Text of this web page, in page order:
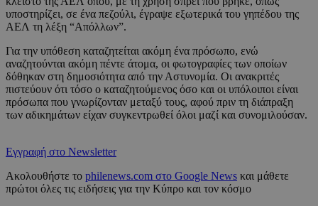
υποστηρίζει, σε ένα πεζούλι, έγραψε εξωτερικά του γηπέδου της
ΑΕΛ τη λέξη “Απόλλων”.
Για την υπόθεση καταζητείται ακόμη ένα πρόσωπο, ενώ
αναζητούνται ακόμη πέντε άτομα, οι φωτογραφίες των οποίων
δόθηκαν στη δημοσιότητα από την Αστυνομία. Οι ανακριτές
πιστεύουν ότι τόσο ο καταζητούμενος όσο και οι υπόλοιποι είναι
πρόσωπα που γνωρίζονταν μεταξύ τους, αφού πριν τη διάπραξη
των αδικημάτων είχαν συγκεντρωθεί όλοι μαζί και συνομιλούσαν.
Εγγραφή στο Newsletter
Ακολουθήστε το philenews.com στο Google News και μάθετε
πρώτοι όλες τις ειδήσεις για την Κύπρο και τον κόσμο